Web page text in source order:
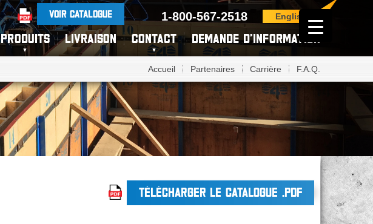
VOIR CATALOGUE 1-800-567-2518 English
PRODUITS LIVRAISON CONTACT DEMANDE D’INFORMATION
Accueil Partenaires Carrière F.A.Q.
TÉLÉCHARGER LE CATALOGUE .PDF